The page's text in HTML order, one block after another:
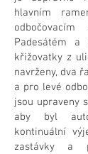
hlavním
Padesátém a
křižovatky z
navrženy, dva
a pro levé
jsou upraveny
aby byl
kontinuální
zastávky a